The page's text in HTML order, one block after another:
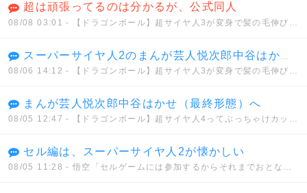
超は頑張ってるのは分かるが、公式同人
08/08 03:01 - 【ドラゴンボール】超サイヤ人3が変身で髪の毛伸びるのは分かるけどさwwwwww
スーパーサイヤ人2のまんが芸人悦次郎中谷はかせ（ハイパー）
08/06 14:12 - 【ドラゴンボール】超サイヤ人3が変身で髪の毛伸びるのは分かるけどさwwwwww
まんが芸人悦次郎中谷はかせ（最終形態）へ
08/05 12:47 - 【ドラゴンボール】超サイヤ人4ってぶっちゃけカッコイイと思う？？？
セル編は、スーパーサイヤ人2が懐かしい
08/05 11:28 - 悟空「セルゲームには参加するからそれまでおとなしくしてろ」セル「うん、わかった」